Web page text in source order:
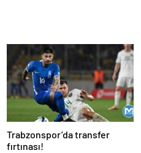
Trabzonspor’da transfer
fırtınası!